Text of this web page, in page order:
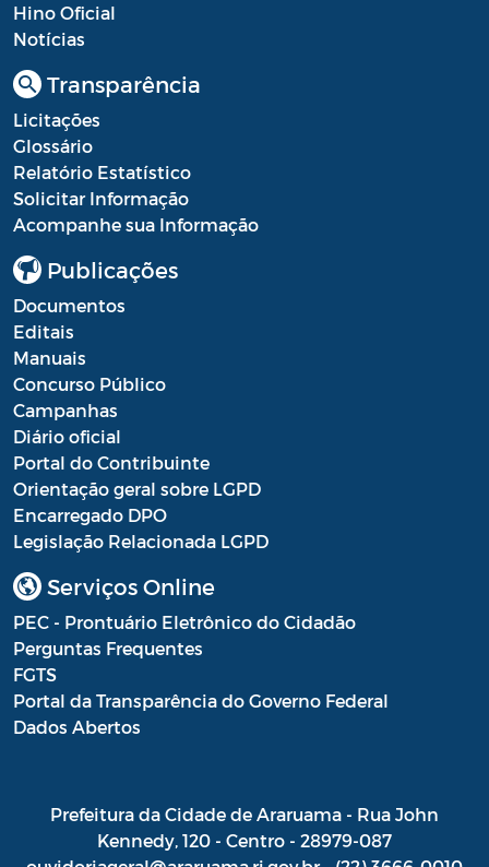
Hino Oficial
Notícias
Transparência
Licitações
Glossário
Relatório Estatístico
Solicitar Informação
Acompanhe sua Informação
Publicações
Documentos
Editais
Manuais
Concurso Público
Campanhas
Diário oficial
Portal do Contribuinte
Orientação geral sobre LGPD
Encarregado DPO
Legislação Relacionada LGPD
Serviços Online
PEC - Prontuário Eletrônico do Cidadão
Perguntas Frequentes
FGTS
Portal da Transparência do Governo Federal
Dados Abertos
Prefeitura da Cidade de Araruama - Rua John
Kennedy, 120 - Centro - 28979-087